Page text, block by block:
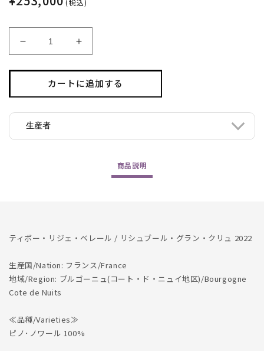
(税込)
Thibault
Liger-
Belair
Richebourg
Cru
2022
す
Thibault
Liger-
Belair
/
Richebourg
カートに追加する
生産者
商品説明
ティボー・リジェ・ベレール / リシュブール・グラン・クリュ 2022
生産国/Nation: フランス/France
地域/Region: ブルゴーニュ(コート・ド・ニュイ地区)/Bourgogne
Cote de Nuits
≪品種/Varieties≫
ピノ･ノワール 100%